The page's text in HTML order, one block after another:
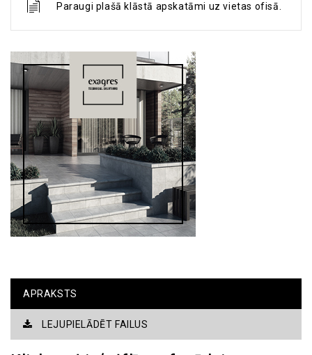
Paraugi plašā klāstā apskatāmi uz vietas ofisā.
APRAKSTS
LEJUPIELĀDĒT FAILUS